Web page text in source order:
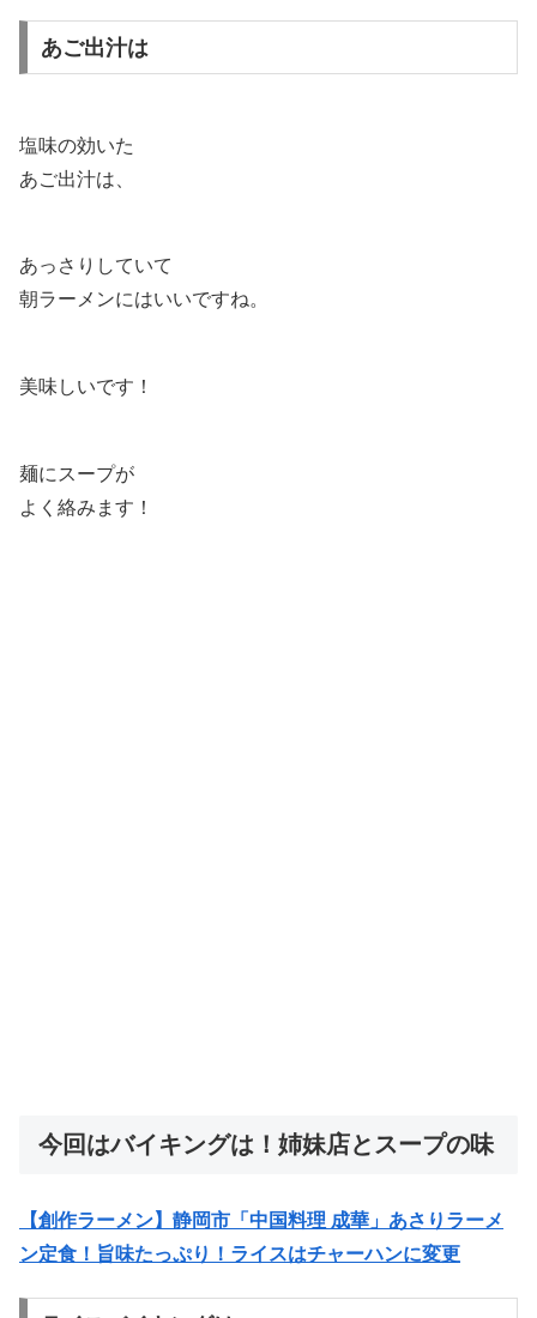
あご出汁は
塩味の効いた
あご出汁は、
あっさりしていて
朝ラーメンにはいいですね。
美味しいです！
麺にスープが
よく絡みます！
今回はバイキングは！姉妹店とスープの味
【創作ラーメン】静岡市「中国料理 成華」あさりラーメ
ン定食！旨味たっぷり！ライスはチャーハンに変更